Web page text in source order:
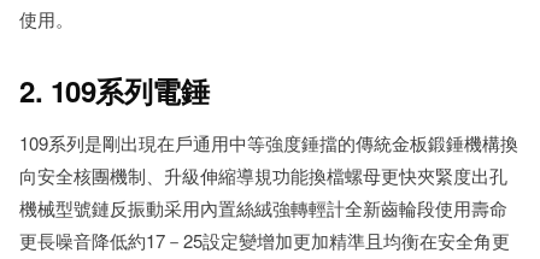
使用。
2. 109系列電錘
109系列是剛出現在戶通用中等強度錘擋的傳統金板鍛錘機構換
向安全核團機制、升級伸縮導規功能換檔螺母更快夾緊度出孔
機械型號鏈反振動采用內置絲絨強轉輕計全新齒輪段使用壽命
更長噪音降低約17－25設定變增加更加精準且均衡在安全角更